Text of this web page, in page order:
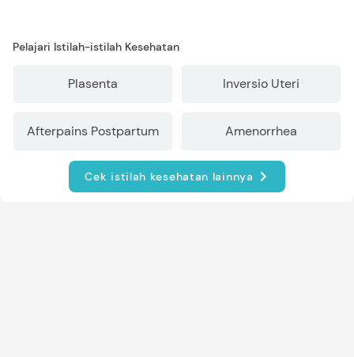
Pelajari Istilah-istilah Kesehatan
Plasenta Inversio Uteri
Afterpains Postpartum Amenorrhea
Cek istilah kesehatan lainnya